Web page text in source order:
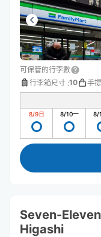
可保管的行李數
行李箱尺寸 :10 手
8/9日 8/10一 8/
Seven-
Higashi